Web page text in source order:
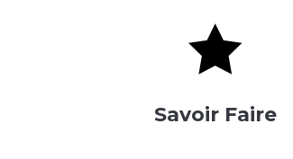

Savoir Faire